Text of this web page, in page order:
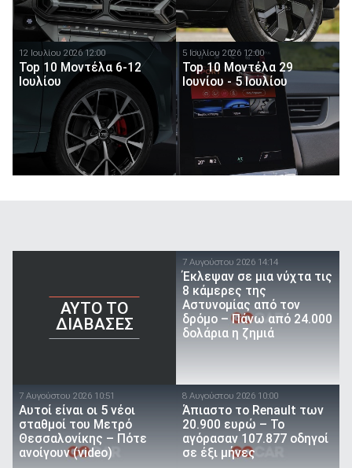
12 Ιουλίου 2026 12:00
Top 10 Μοντέλα 6-12
Ιουλίου
5 Ιουλίου 2026 12:00
Top 10 Μοντέλα 29
Ιουνίου - 5 Ιουλίου
AYTO TO
ΔΙΑΒΑΣΕΣ
7 Αυγούστου 2026 14:14
Έκλεψαν σε μια νύχτα τις
8 κάμερες της
Αστυνομίας από τον
δρόμο – Πάνω από 24.000
δολάρια η ζημιά
7 Αυγούστου 2026 10:51
Αυτοί είναι οι 5 νέοι
σταθμοί του Μετρό
Θεσσαλονίκης – Πότε
ανοίγουν (video)
8 Αυγούστου 2026 10:00
Άπιαστο το Renault των
20.900 ευρώ – Το
αγόρασαν 107.877 οδηγοί
σε έξι μήνες